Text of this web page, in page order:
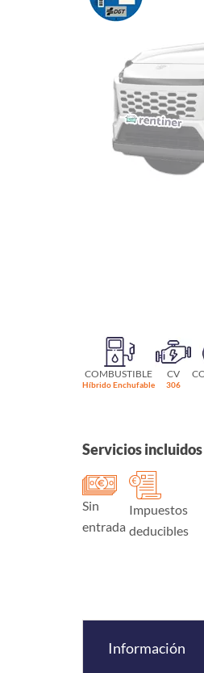
COMBUSTIBLE
Híbrido Enchufable
CV
306
Servicios incluidos
Sin
entrada
Impuestos
deducibles
Información